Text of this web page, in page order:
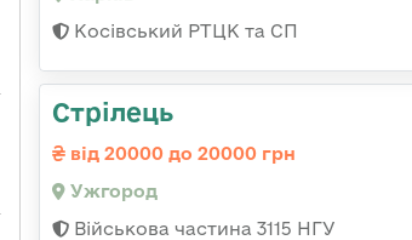
Косівський РТЦК та СП
Стрілець
від 20000 до 20000 грн
Ужгород
Військова частина 3115 НГУ